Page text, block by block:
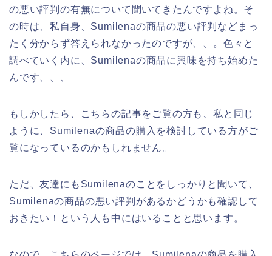
の悪い評判の有無について聞いてきたんですよね。そ
の時は、私自身、Sumilenaの商品の悪い評判などまっ
たく分からず答えられなかったのですが、、。色々と
調べていく内に、Sumilenaの商品に興味を持ち始めた
んです、、、
もしかしたら、こちらの記事をご覧の方も、私と同じ
ように、Sumilenaの商品の購入を検討している方がご
覧になっているのかもしれません。
ただ、友達にもSumilenaのことをしっかりと聞いて、
Sumilenaの商品の悪い評判があるかどうかも確認して
おきたい！という人も中にはいることと思います。